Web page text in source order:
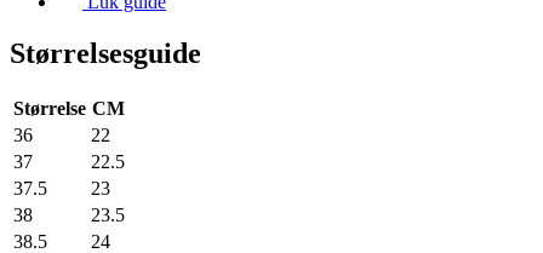
Størrelsesguide
Størrelse CM
36
22
37
22.5
37.5
23
38
23.5
38.5
24